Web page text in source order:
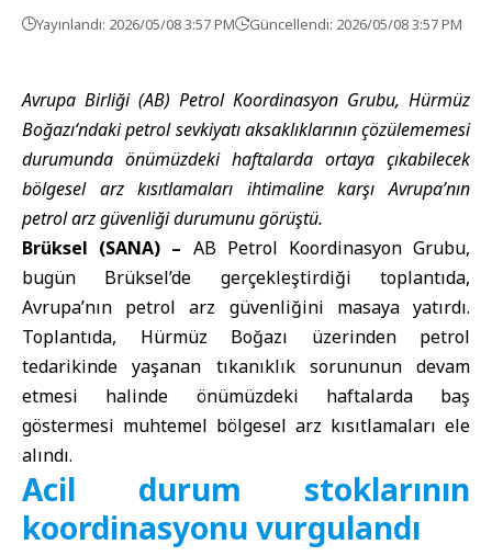
Yayınlandı: 2026/05/08 3:57 PM Güncellendi: 2026/05/08 3:57 PM
Avrupa Birliği (AB) Petrol Koordinasyon Grubu, Hürmüz
Boğazı‘ndaki petrol sevkiyatı aksaklıklarının çözülememesi
durumunda önümüzdeki haftalarda ortaya çıkabilecek
bölgesel arz kısıtlamaları ihtimaline karşı Avrupa’nın
petrol arz güvenliği durumunu görüştü.
Brüksel (SANA) – AB Petrol Koordinasyon Grubu,
bugün Brüksel’de gerçekleştirdiği toplantıda,
Avrupa’nın petrol arz güvenliğini masaya yatırdı.
Toplantıda, Hürmüz Boğazı üzerinden petrol
tedarikinde yaşanan tıkanıklık sorununun devam
etmesi halinde önümüzdeki haftalarda baş
göstermesi muhtemel bölgesel arz kısıtlamaları ele
alındı.
Acil durum stoklarının
koordinasyonu vurgulandı